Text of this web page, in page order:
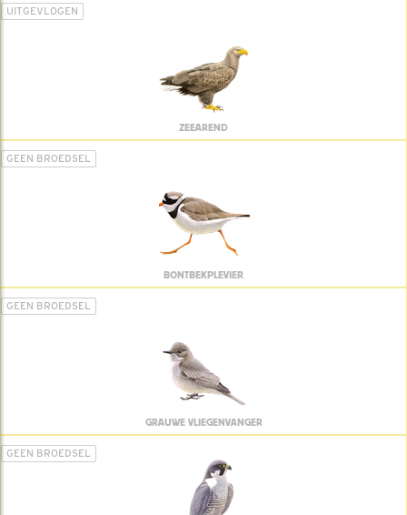
UITGEVLOGEN
ZEEAREND
GEEN BROEDSEL
BONTBEKPLEVIER
GEEN BROEDSEL
GRAUWE VLIEGENVANGER
GEEN BROEDSEL